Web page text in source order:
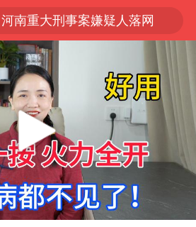
河南重大刑事案嫌疑人落网
浙江上海等地有大雨或暴雨
光影经济撬动暑期消费新蓝海
《欢迎来龙餐馆》口碑
情侣福建平潭拍日出时坠崖
10:46